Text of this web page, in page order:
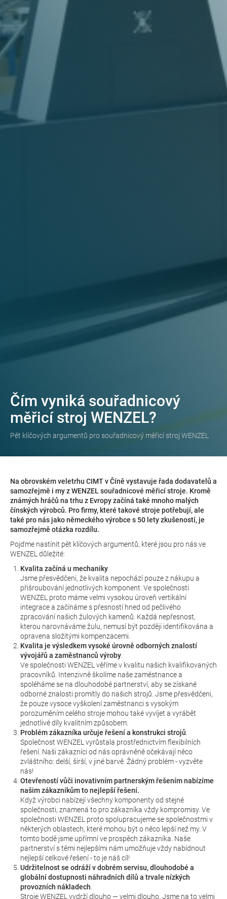
Čím vyniká souřadnicový
měřicí stroj WENZEL?
Pět klíčových argumentů pro souřadnicový měřicí stroj WENZEL
Na obrovském veletrhu CIMT v Číně vystavuje řada dodavatelů a
samozřejmě i my z WENZEL souřadnicové měřicí stroje. Kromě
známých hráčů na trhu z Evropy začíná také mnoho malých
čínských výrobců. Pro firmy, které takové stroje potřebují, ale
také pro nás jako německého výrobce s 50 lety zkušeností, je
samozřejmě otázka rozdílu.
Pojďme nastínit pět klíčových argumentů, které jsou pro nás ve
WENZEL důležité:
Kvalita začíná u mechaniky
Jsme přesvědčeni, že kvalita nepochází pouze z nákupu a
přišroubování jednotlivých komponent. Ve společnosti
WENZEL proto máme velmi vysokou úroveň vertikální
integrace a začínáme s přesností hned od pečlivého
zpracování našich žulových kamenů. Každá nepřesnost,
kterou narovnáváme žulu, nemusí být později identifikována a
opravena složitými kompenzacemi.
Kvalita je výsledkem vysoké úrovně odborných znalostí
vývojářů a zaměstnanců výroby
Ve společnosti WENZEL věříme v kvalitu našich kvalifikovaných
pracovníků. Intenzivně školíme naše zaměstnance a
spoléháme se na dlouhodobé partnerství, aby se získané
odborné znalosti promítly do našich strojů. Jsme přesvědčeni,
že pouze vysoce vyškolení zaměstnanci s vysokým
porozuměním celého stroje mohou také vyvíjet a vyrábět
jednotlivé díly kvalitním způsobem.
Problém zákazníka určuje řešení a konstrukci strojů
Společnost WENZEL vyrůstala prostřednictvím flexibilních
řešení. Naši zákazníci od nás oprávněně očekávají něco
zvláštního: delší, širší, v jiné barvě. Žádný problém - vyzvěte
nás!
Otevřeností vůči inovativním partnerským řešením nabízíme
našim zákazníkům to nejlepší řešení.
Když výrobci nabízejí všechny komponenty od stejné
společnosti, znamená to pro zákazníka vždy kompromisy. Ve
společnosti WENZEL proto spolupracujeme se společnostmi v
některých oblastech, které mohou být o něco lepší než my. V
tomto bodě jsme upřímní ve prospěch zákazníka. Naše
partnerství s těmi nejlepšími nám umožňuje vždy nabídnout
nejlepší celkové řešení - to je náš cíl!
Udržitelnost se odráží v dobrém servisu, dlouhodobé a
globální dostupnosti náhradních dílů a trvale nízkých
provozních nákladech
Stroje WENZEL vydrží dlouho — velmi dlouho. Jsme na to velmi